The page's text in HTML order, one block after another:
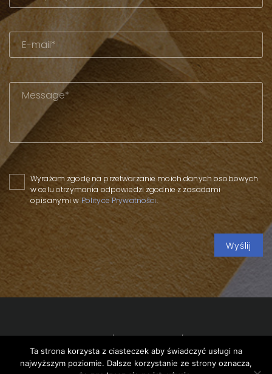
Please leave this field empty.
Wyrażam zgodę na przetwarzanie moich danych osobowych
w celu otrzymania odpowiedzi zgodnie z zasadami
opisanymi w Polityce Prywatności.
management of the State Forests with the wood industry
/
Ta strona korzysta z ciasteczek aby świadczyć usługi na
najwyższym poziomie. Dalsze korzystanie ze strony oznacza,